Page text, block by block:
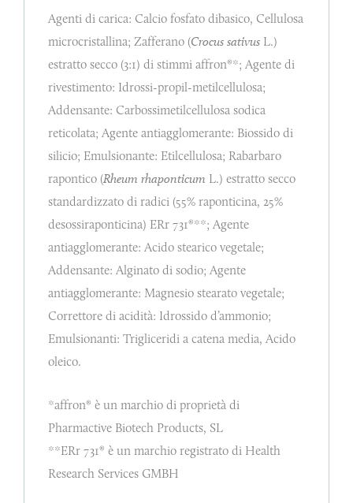
Agenti di carica: Calcio fosfato dibasico, Cellulosa
microcristallina; Zafferano (Crocus sativus L.)
estratto secco (3:1) di stimmi affron®*; Agente di
rivestimento: Idrossi-propil-metilcellulosa;
Addensante: Carbossimetilcellulosa sodica
reticolata; Agente antiagglomerante: Biossido di
silicio; Emulsionante: Etilcellulosa; Rabarbaro
rapontico (Rheum rhaponticum L.) estratto secco
standardizzato di radici (55% raponticina, 25%
desossiraponticina) ERr 731®**; Agente
antiagglomerante: Acido stearico vegetale;
Addensante: Alginato di sodio; Agente
antiagglomerante: Magnesio stearato vegetale;
Correttore di acidità: Idrossido d’ammonio;
Emulsionanti: Trigliceridi a catena media, Acido
oleico.
*affron® è un marchio di proprietà di
Pharmactive Biotech Products, SL
**ERr 731® è un marchio registrato di Health
Research Services GMBH